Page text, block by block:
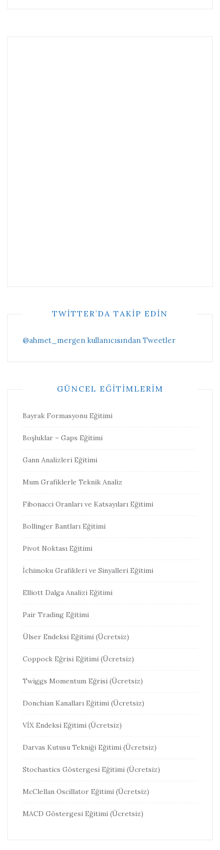
TWITTER’DA TAKIP EDIN
@ahmet_mergen kullanıcısından Tweetler
GÜNCEL EĞITIMLERIM
Bayrak Formasyonu Eğitimi
Boşluklar – Gaps Eğitimi
Gann Analizleri Eğitimi
Mum Grafiklerle Teknik Analiz
Fibonacci Oranları ve Katsayıları Eğitimi
Bollinger Bantları Eğitimi
Pivot Noktası Eğitimi
İchimoku Grafikleri ve Sinyalleri Eğitimi
Elliott Dalga Analizi Eğitimi
Pair Trading Eğitimi
Ülser Endeksi Eğitimi (Ücretsiz)
Coppock Eğrisi Eğitimi (Ücretsiz)
Twiggs Momentum Eğrisi (Ücretsiz)
Donchian Kanalları Eğitimi (Ücretsiz)
VİX Endeksi Eğitimi (Ücretsiz)
Darvas Kutusu Tekniği Eğitimi (Ücretsiz)
Stochastics Göstergesi Eğitimi (Ücretsiz)
McClellan Oscillator Eğitimi (Ücretsiz)
MACD Göstergesi Eğitimi (Ücretsiz)